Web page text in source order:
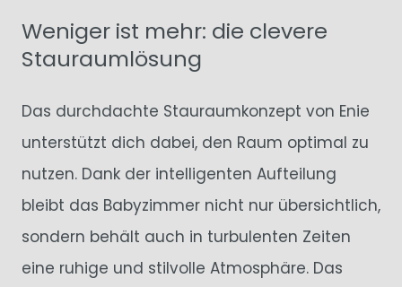
Weniger ist mehr: die clevere
Stauraumlösung
Das durchdachte Stauraumkonzept von Enie
unterstützt dich dabei, den Raum optimal zu
nutzen. Dank der intelligenten Aufteilung
bleibt das Babyzimmer nicht nur übersichtlich,
sondern behält auch in turbulenten Zeiten
eine ruhige und stilvolle Atmosphäre. Das